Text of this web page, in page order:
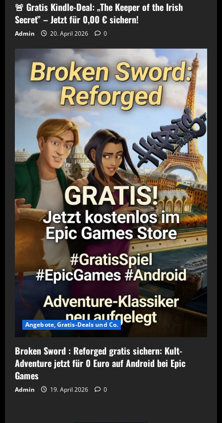
🚨 Gratis Kindle-Deal: „The Keeper of the Irish
Secret” – Jetzt für 0,00 € sichern!
Admin 20. April 2026 0
Angebote, Gratis-Deals und Co.
Broken Sword : Reforged gratis sichern: Kult-
Adventure jetzt für 0 Euro auf Android bei Epic
Games
Admin 19. April 2026 0